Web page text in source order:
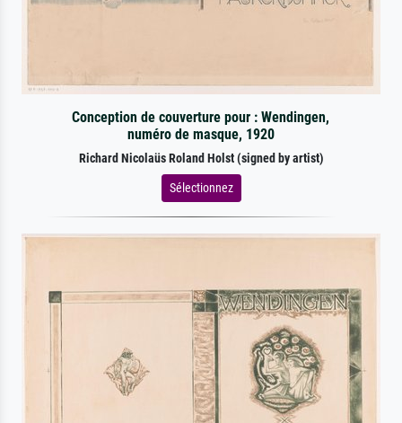
Conception de couverture pour : Wendingen,
numéro de masque, 1920
Richard Nicolaüs Roland Holst (signed by artist)
Sélectionnez